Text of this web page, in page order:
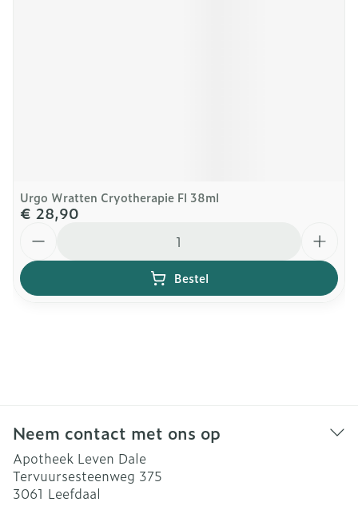
Urgo Wratten Cryotherapie Fl 38ml
€ 28,90
Bestel
Neem contact met ons op
Apotheek Leven Dale
Tervuursesteenweg 375
3061 Leefdaal